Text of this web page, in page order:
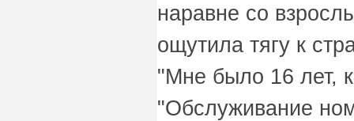
наравне со
ощутила тягу к
"Мне было 16 лет,
"Обслуживание